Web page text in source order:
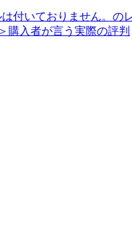
いておりません。の
購入者が言う実際の評判